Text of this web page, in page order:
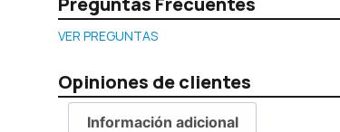
VER PREGUNTAS
Opiniones de clientes
Información adicional